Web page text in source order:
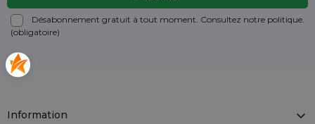
Désabonnement gratuit à tout moment. Consultez notre politique.
(obligatoire)
Information